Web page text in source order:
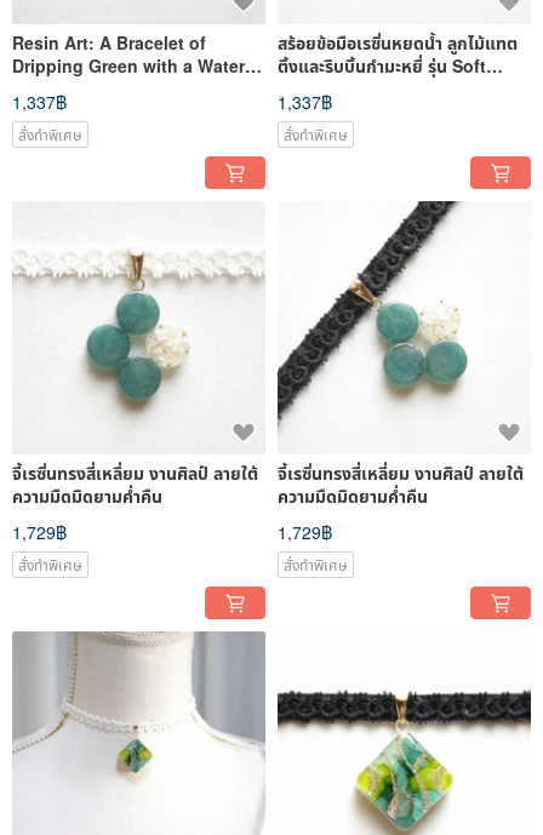
Resin Art: A Bracelet of
Dripping Green with a Water
Drop and Tatting Lace, and
Satin Ribbon
1,337฿
สั่งทำพิเศษ
สร้อยข้อมือเรซิ่นหยดน้ำ ลูกไม้แทต
ติ้งและริบบิ้นกำมะหยี่ รุ่น Soft
Shadows
1,337฿
สั่งทำพิเศษ
จี้เรซิ่นทรงสี่เหลี่ยม งานศิลป์ ลายใต้
ความมืดมิดยามค่ำคืน
1,729฿
สั่งทำพิเศษ
จี้เรซิ่นทรงสี่เหลี่ยม งานศิลป์ ลายใต้
ความมืดมิดยามค่ำคืน
1,729฿
สั่งทำพิเศษ